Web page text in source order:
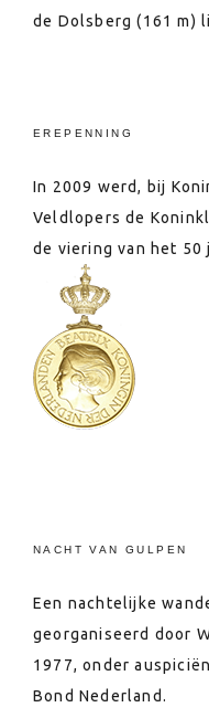
de Dolsberg (161 m)
EREPENNING
In 2009 werd, bij
Veldlopers de
de viering van het 50
NACHT VAN GULPEN
Een nachtelijke
georganiseerd door
1977, onder
Bond Nederland.